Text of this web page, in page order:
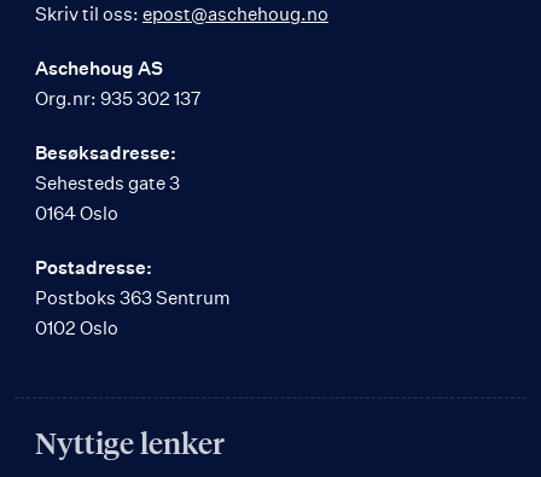
Skriv til oss: epost@aschehoug.no
Aschehoug AS
Org.nr: 935 302 137
Besøksadresse:
Sehesteds gate 3
0164 Oslo
Postadresse:
Postboks 363 Sentrum
0102 Oslo
Nyttige lenker